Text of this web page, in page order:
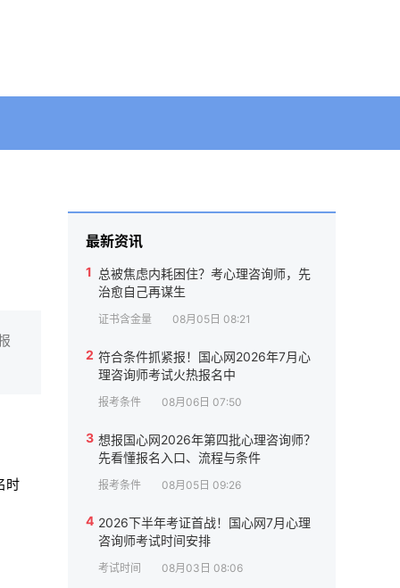
时
最新资讯
1 总被焦虑内耗困住？考心理咨询师，先
治愈自己再谋生
证书含金量 08月05日 08:21
2 符合条件抓紧报！国心网2026年7月心
理咨询师考试火热报名中
报考条件 08月06日 07:50
3 想报国心网2026年第四批心理咨询师？
先看懂报名入口、流程与条件
报考条件 08月05日 09:26
4 2026下半年考证首战！国心网7月心理
咨询师考试时间安排
考试时间 08月03日 08:06